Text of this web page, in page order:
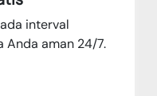
interval
aman 24/7.